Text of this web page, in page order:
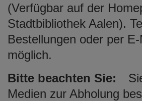
(Verfügbar auf der
Stadtbibliothek Aalen).
Bestellungen oder per
möglich.
Bitte beachten Sie:
Medien zur Abholung